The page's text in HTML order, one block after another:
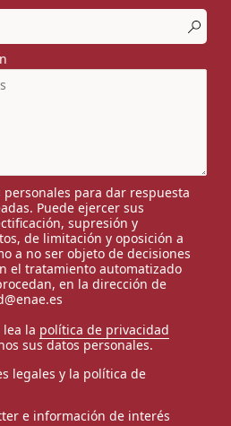
personales para dar respuesta
Puede ejercer sus
supresión y
de limitación y oposición a
a no ser objeto de decisiones
el tratamiento automatizado
en la dirección de
la política de privacidad
sus datos personales.
legales y la política de
e información de interés